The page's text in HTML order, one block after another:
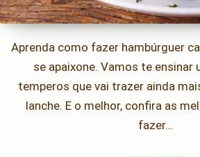
Aprenda como fazer hambúrguer
se apaixone. Vamos te ensinar
temperos que vai trazer ainda
lanche. E o melhor, confira as
fazer…